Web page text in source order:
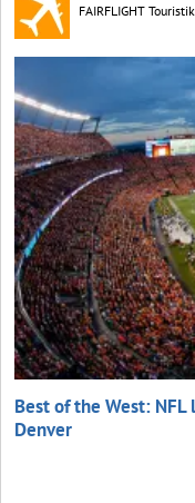
FAIRFLIGHT Touristik
Best of the West: NFL
Denver